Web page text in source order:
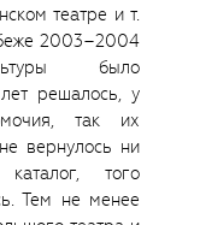
театре и т.
2003–2004
было
решалось, у
так их
вернулось ни
того
Тем не менее